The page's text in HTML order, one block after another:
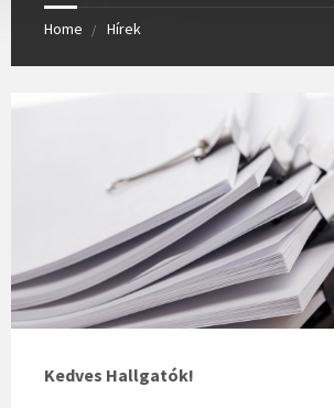
Home Hírek
Kedves Hallgatók!